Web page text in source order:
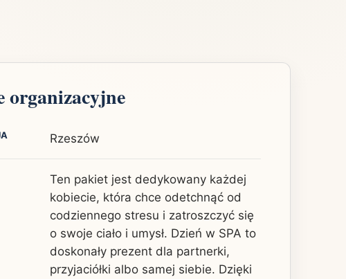
organizacyjne
Rzeszów
Ten pakiet jest dedykowany każdej
kobiecie, która chce odetchnąć od
codziennego stresu i zatroszczyć się
o swoje ciało i umysł. Dzień w SPA to
doskonały prezent dla partnerki,
przyjaciółki albo samej siebie. Dzięki